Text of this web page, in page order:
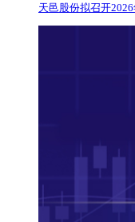
天邑股份拟召开